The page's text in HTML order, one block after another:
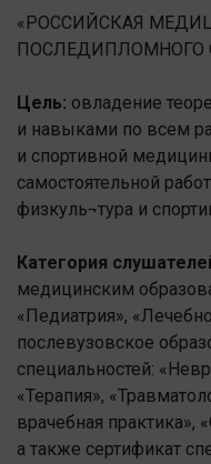
«РОССИЙСКАЯ
ПОСЛЕДИПЛОМНОГО
Цель: овладение
и навыками по всем
и спортивной
самостоятельной
физкуль¬тура и
Категория
медицинским
«Педиатрия»,
послевузовское
специальностей:
«Терапия»,
врачебная
а также сертификат